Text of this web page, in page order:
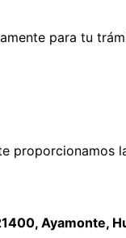
para tu
proporcionamos
Ayamonte,